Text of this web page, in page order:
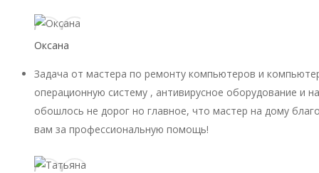
Оксана
Задача от мастера по ремонту компьютеров и
операционную систему , антивирусное оборудование и
обошлось не дорог но главное, что мастер на дому
вам за профессиональную помощь!